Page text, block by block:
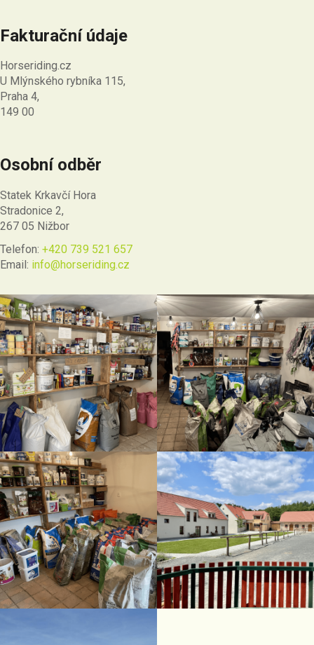
Fakturační údaje
Horseriding.cz
U Mlýnského rybníka 115,
Praha 4,
149 00
Osobní odběr
Statek Krkavčí Hora
Stradonice 2,
267 05 Nižbor
Telefon: +420 739 521 657
Email: info@horseriding.cz